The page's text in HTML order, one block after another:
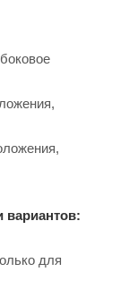
вариантов:
для